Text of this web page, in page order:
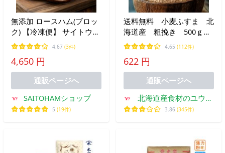
無添加 ロースハム(ブロッ
ク) 【冷凍便】 サイトウハ
ムせき 無塩ハム 2007年
IFFAコンテスト銀賞受賞
飛騨旨豚
4.67 (3件)
4,650 円
通販ページへ
SAITOHAMショップ
5 (19件)
送料無料 小麦ふすま 北
海道産 粗挽き 500ｇ
チャック付き4.65 (112件)
622 円
通販ページへ
北海道産食材のユウテ
ック
3.86 (345件)